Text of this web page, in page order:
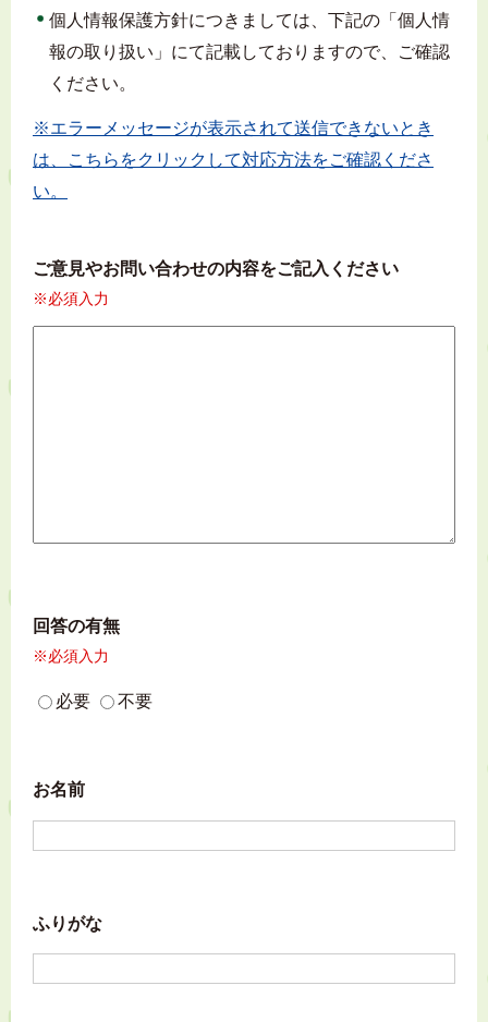
個人情報保護方針につきましては、下記の「個人情
報の取り扱い」にて記載しておりますので、ご確認
ください。
※エラーメッセージが表示されて送信できないとき
は、こちらをクリックして対応方法をご確認くださ
い。
ご意見やお問い合わせの内容をご記入ください
※必須入力
回答の有無
※必須入力
必要 不要
お名前
ふりがな